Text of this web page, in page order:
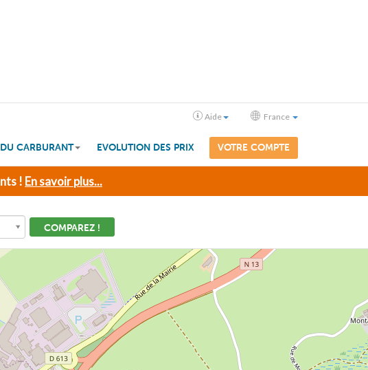
Aide France
CARBURANT EVOLUTION DES PRIX VOTRE COMPTE
! En savoir plus...
COMPAREZ !